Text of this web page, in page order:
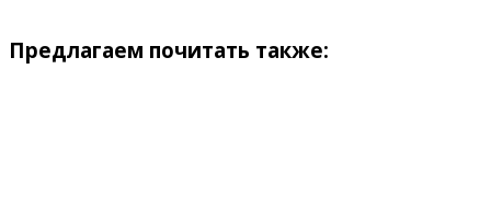
Предлагаем почитать также: